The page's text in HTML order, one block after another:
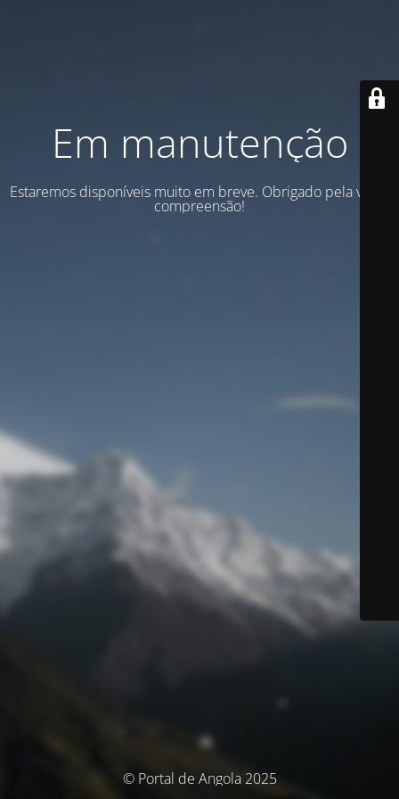
Em manutenção
Estaremos disponíveis muito em breve. Obrigado pela vossa
compreensão!
© Portal de Angola 2025